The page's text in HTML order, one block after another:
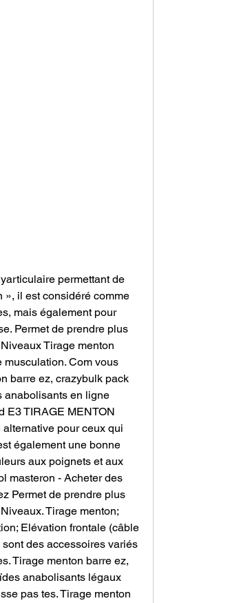
permettant de
», il est considéré comme
mais également pour
Permet de prendre plus
Tirage menton
musculation. Com vous
barre ez, crazybulk pack
anabolisants en ligne
E3 TIRAGE MENTON
pour ceux qui
également une bonne
aux poignets et aux
masteron - Acheter des
Permet de prendre plus
Tirage menton;
Elévation frontale (câble
des accessoires variés
Tirage menton barre ez,
anabolisants légaux
pas tes. Tirage menton